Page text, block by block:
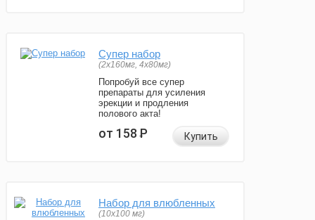
Супер набор
(2х160мг, 4х80мг)
Попробуй все супер
препараты для усиления
эрекции и продления
полового акта!
от 158Р Купить
Набор для влюбленных
(10х100 мг)